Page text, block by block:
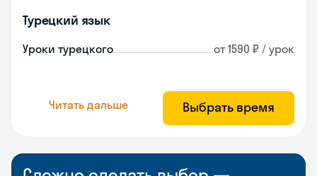
Турецкий язык
Уроки турецкого от 1590 ₽ / урок
Читать дальше Выбрать время